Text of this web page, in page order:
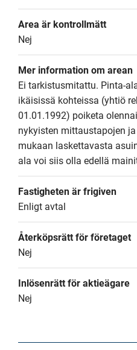
Area är kontrollmätt
Nej
Mer information om arean
Ei tarkistusmitattu. Pinta-
ikäisissä kohteissa (yhtiö
01.01.1992) poiketa
nykyisten mittaustapojen
mukaan laskettavasta
ala voi siis olla edellä
Fastigheten är frigiven
Enligt avtal
Återköpsrätt för företaget
Nej
Inlösenrätt för aktieägare
Nej